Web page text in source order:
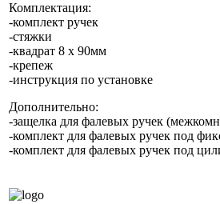
Комплектация:
-комплект ручек
-стяжки
-квадрат 8 х 90мм
-крепеж
-инструкция по установке
Дополнительно:
-защелка для фалевых ручек
-комплект для фалевых ручек под
-комплект для фалевых ручек под